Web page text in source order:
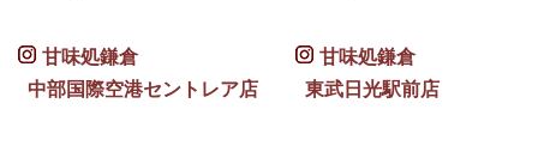
甘味処鎌倉
中部国際空港セントレア店
甘味処鎌倉
東武日光駅前店